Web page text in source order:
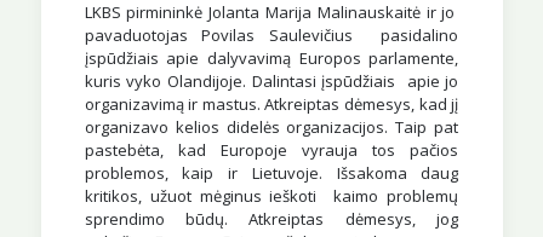
LKBS pirmininkė Jolanta Marija Malinauskaitė ir jo
pavaduotojas Povilas Saulevičius pasidalino
įspūdžiais apie dalyvavimą Europos parlamente,
kuris vyko Olandijoje. Dalintasi įspūdžiais apie jo
organizavimą ir mastus. Atkreiptas dėmesys, kad jį
organizavo kelios didelės organizacijos. Taip pat
pastebėta, kad Europoje vyrauja tos pačios
problemos, kaip ir Lietuvoje. Išsakoma daug
kritikos, užuot mėginus ieškoti kaimo problemų
sprendimo būdų. Atkreiptas dėmesys, jog